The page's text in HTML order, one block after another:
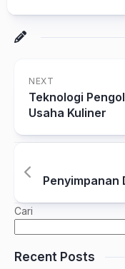
NEXT
Teknologi
Usaha Kuliner
Penyimpanan
Cari
Recent Posts